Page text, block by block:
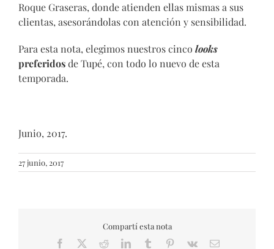
Roque Graseras, donde atienden ellas mismas a sus
clientas, asesorándolas con atención y sensibilidad.
Para esta nota, elegimos nuestros cinco looks
preferidosde Tupé, con todo lo nuevo de esta
temporada.
Junio, 2017.
27 junio, 2017
Compartí esta nota
Facebook RedditLinkedInTumblr Pinterest
Vk Email